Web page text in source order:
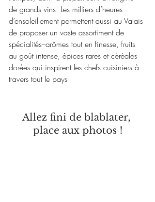
de grands vins. Les milliers d’heures
d’ensoleillement permettent aussi au Valais
de proposer un vaste assortiment de
spécialités–arômes tout en finesse, fruits
au goût intense, épices rares et céréales
dorées qui inspirent les chefs cuisiniers à
travers tout le pays
Allez fini de blablater,
place aux photos !